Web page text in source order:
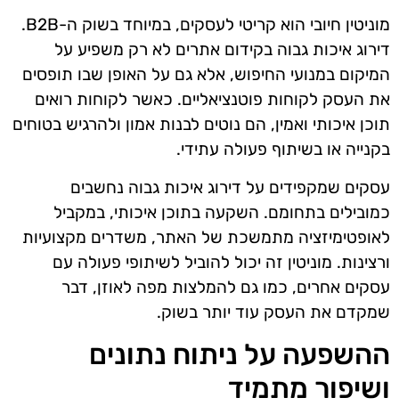
מוניטין חיובי הוא קריטי לעסקים, במיוחד בשוק ה-B2B.
דירוג איכות גבוה בקידום אתרים לא רק משפיע על
המיקום במנועי החיפוש, אלא גם על האופן שבו תופסים
את העסק לקוחות פוטנציאליים. כאשר לקוחות רואים
תוכן איכותי ואמין, הם נוטים לבנות אמון ולהרגיש בטוחים
בקנייה או בשיתוף פעולה עתידי.
עסקים שמקפידים על דירוג איכות גבוה נחשבים
כמובילים בתחומם. השקעה בתוכן איכותי, במקביל
לאופטימיזציה מתמשכת של האתר, משדרים מקצועיות
ורצינות. מוניטין זה יכול להוביל לשיתופי פעולה עם
עסקים אחרים, כמו גם להמלצות מפה לאוזן, דבר
שמקדם את העסק עוד יותר בשוק.
ההשפעה על ניתוח נתונים
ושיפור מתמיד